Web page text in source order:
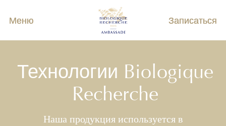
Меню Записаться
Технологии Biologique
Recherche
Наша продукция используется в